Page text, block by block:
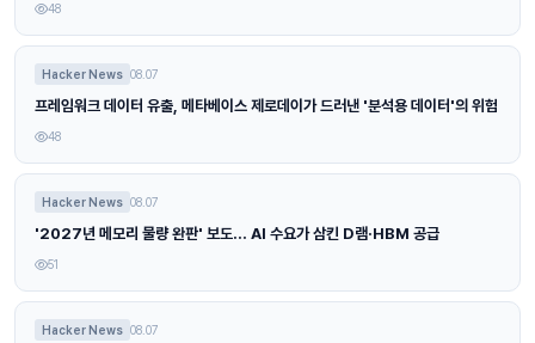
48
Hacker News 08.07
프레임워크 데이터 유출, 메타베이스 제로데이가 드러낸 '분석용 데이터'의 위험
48
Hacker News 08.07
'2027년 메모리 물량 완판' 보도… AI 수요가 삼킨 D램·HBM 공급
51
Hacker News 08.07